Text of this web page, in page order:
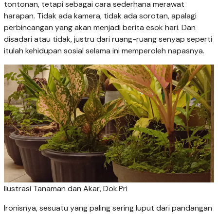
tontonan, tetapi sebagai cara sederhana merawat
harapan. Tidak ada kamera, tidak ada sorotan, apalagi
perbincangan yang akan menjadi berita esok hari. Dan
disadari atau tidak, justru dari ruang-ruang senyap seperti
itulah kehidupan sosial selama ini memperoleh napasnya.
Ilustrasi Tanaman dan Akar, Dok.Pri
Ironisnya, sesuatu yang paling sering luput dari pandangan